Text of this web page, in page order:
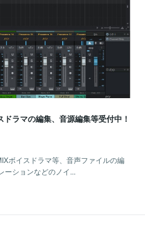
ラマの編集、音源編集等受付中！
ボイスドラマ等、音声ファイルの編
ーションなどのノイ...